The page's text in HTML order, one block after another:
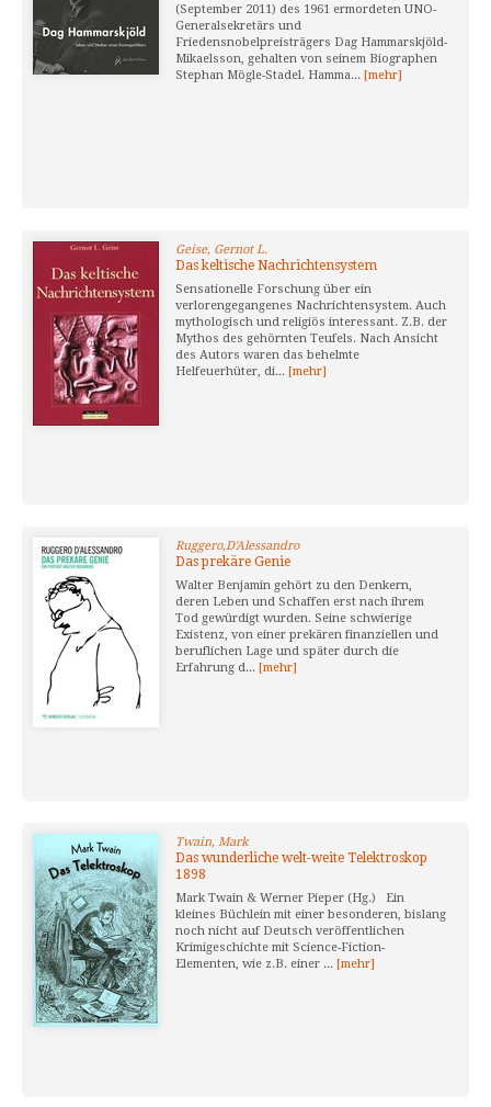
(September 2011) des 1961 ermordeten UNO-
Generalsekretärs und
Friedensnobelpreisträgers Dag Hammarskjöld-
Mikaelsson, gehalten von seinem Biographen
Stephan Mögle-Stadel. Hamma... [mehr]
Geise, Gernot L.
Das keltische Nachrichtensystem
Sensationelle Forschung über ein
verlorengegangenes Nachrichtensystem. Auch
mythologisch und religiös interessant. Z.B. der
Mythos des gehörnten Teufels. Nach Ansicht
des Autors waren das behelmte
Helfeuerhüter, di... [mehr]
Ruggero,D'Alessandro
Das prekäre Genie
Walter Benjamin gehört zu den Denkern,
deren Leben und Schaffen erst nach ihrem
Tod gewürdigt wurden. Seine schwierige
Existenz, von einer prekären finanziellen und
beruflichen Lage und später durch die
Erfahrung d... [mehr]
Twain, Mark
Das wunderliche welt-weite Telektroskop
1898
Mark Twain & Werner Pieper (Hg.) Ein
kleines Büchlein mit einer besonderen, bislang
noch nicht auf Deutsch veröffentlichen
Krimigeschichte mit Science-Fiction-
Elementen, wie z.B. einer ... [mehr]